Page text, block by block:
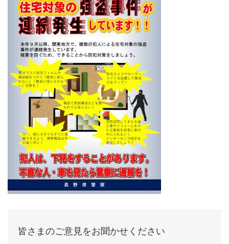
皆さまのご意見をお聞かせください